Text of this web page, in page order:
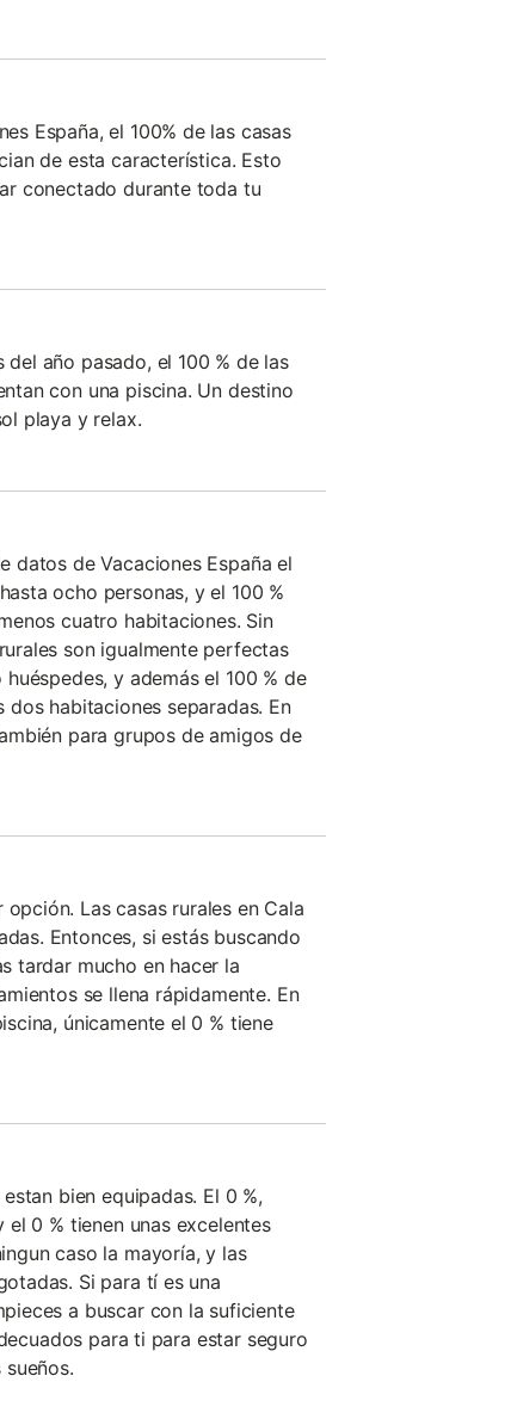
España, el 100% de las casas
de esta característica. Esto
conectado durante toda tu
del año pasado, el 100 % de las
con una piscina. Un destino
playa y relax.
datos de Vacaciones España el
ocho personas, y el 100 %
cuatro habitaciones. Sin
son igualmente perfectas
y además el 100 % de
dos habitaciones separadas. En
para grupos de amigos de
Las casas rurales en Cala
Entonces, si estás buscando
tardar mucho en hacer la
se llena rápidamente. En
únicamente el 0 % tiene
bien equipadas. El 0 %,
0 % tienen unas excelentes
caso la mayoría, y las
Si para tí es una
a buscar con la suficiente
para ti para estar seguro